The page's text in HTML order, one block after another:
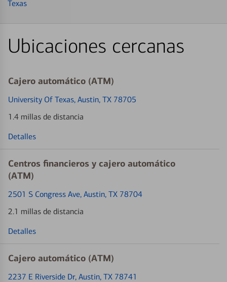
Texas
Ubicaciones cercanas
Cajero automático (ATM)
University Of Texas, Austin, TX 78705
1.4 millas de distancia
Detalles
Centros financieros y cajero automático
(ATM)
2501 S Congress Ave, Austin, TX 78704
2.1 millas de distancia
Detalles
Cajero automático (ATM)
2237 E Riverside Dr, Austin, TX 78741